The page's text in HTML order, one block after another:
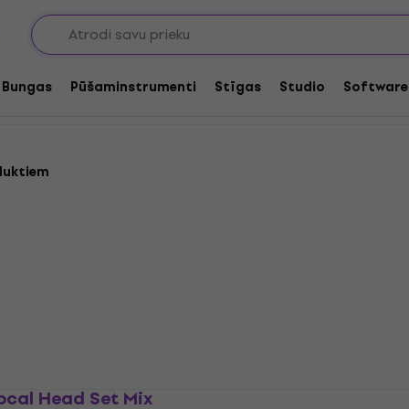
Bungas Pūšaminstrumenti Stīgas Studio Software
kombinācijas
Head Set Mix